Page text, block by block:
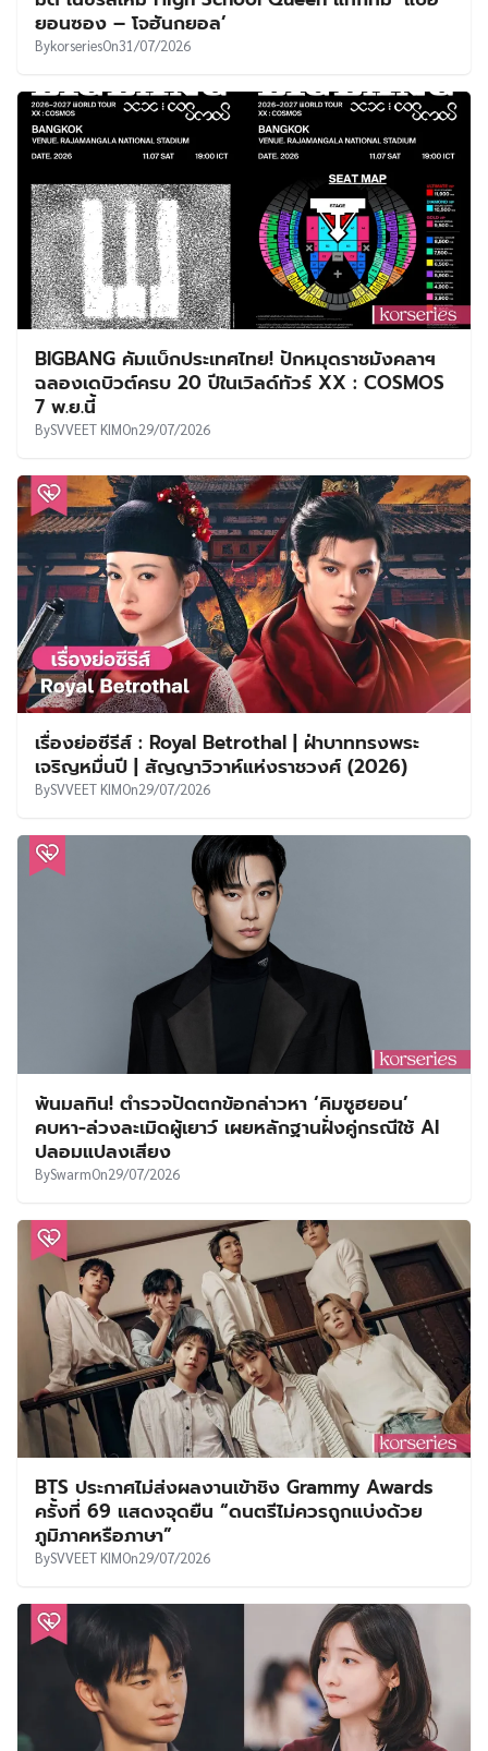
ยอนซอง – โจฮันกยอล’
BykorseriesOn31/07/2026
BIGBANG คัมแบ็กประเทศไทย! ปักหมุดราชมังคลาฯ
ฉลองเดบิวต์ครบ 20 ปีในเวิลด์ทัวร์ XX : COSMOS
7 พ.ย.นี้
BySVVEET KIMOn29/07/2026
เรื่องย่อซีรีส์ : Royal Betrothal | ฝ่าบาททรงพระ
เจริญหมื่นปี | สัญญาวิวาห์แห่งราชวงศ์ (2026)
BySVVEET KIMOn29/07/2026
พ้นมลทิน! ตำรวจปัดตกข้อกล่าวหา ‘คิมซูฮยอน’
คบหา-ล่วงละเมิดผู้เยาว์ เผยหลักฐานฝั่งคู่กรณีใช้ AI
ปลอมแปลงเสียง
BySwarmOn29/07/2026
BTS ประกาศไม่ส่งผลงานเข้าชิง Grammy Awards
ครั้งที่ 69 แสดงจุดยืน “ดนตรีไม่ควรถูกแบ่งด้วย
ภูมิภาคหรือภาษา”
BySVVEET KIMOn29/07/2026